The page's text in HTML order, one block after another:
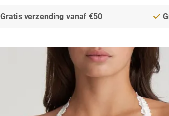
Gratis verzending vanaf €50